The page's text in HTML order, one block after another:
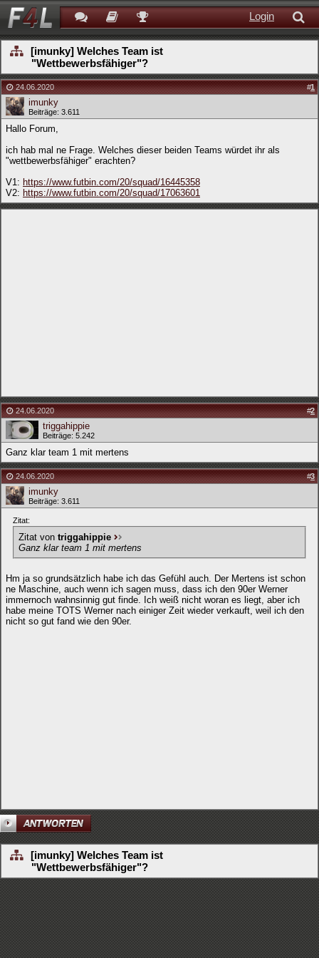
Login
[imunky] Welches Team ist
"Wettbewerbsfähiger"?
24.06.2020 #1
imunky
Beiträge: 3.611
Hallo Forum,
ich hab mal ne Frage. Welches dieser beiden Teams würdet ihr als
"wettbewerbsfähiger" erachten?
V1: https://www.futbin.com/20/squad/16445358
V2: https://www.futbin.com/20/squad/17063601
24.06.2020 #2
triggahippie
Beiträge: 5.242
Ganz klar team 1 mit mertens
24.06.2020 #3
imunky
Beiträge: 3.611
Zitat:
Zitat von triggahippie
Ganz klar team 1 mit mertens
Hm ja so grundsätzlich habe ich das Gefühl auch. Der Mertens ist schon
ne Maschine, auch wenn ich sagen muss, dass ich den 90er Werner
immernoch wahnsinnig gut finde. Ich weiß nicht woran es liegt, aber ich
habe meine TOTS Werner nach einiger Zeit wieder verkauft, weil ich den
nicht so gut fand wie den 90er.
[imunky] Welches Team ist
"Wettbewerbsfähiger"?